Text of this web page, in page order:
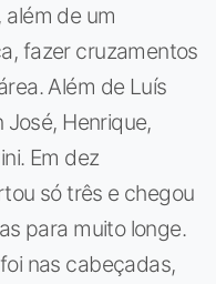
de um
fazer cruzamentos
Além de Luís
Henrique,
Em dez
só três e chegou
para muito longe.
nas cabeçadas,